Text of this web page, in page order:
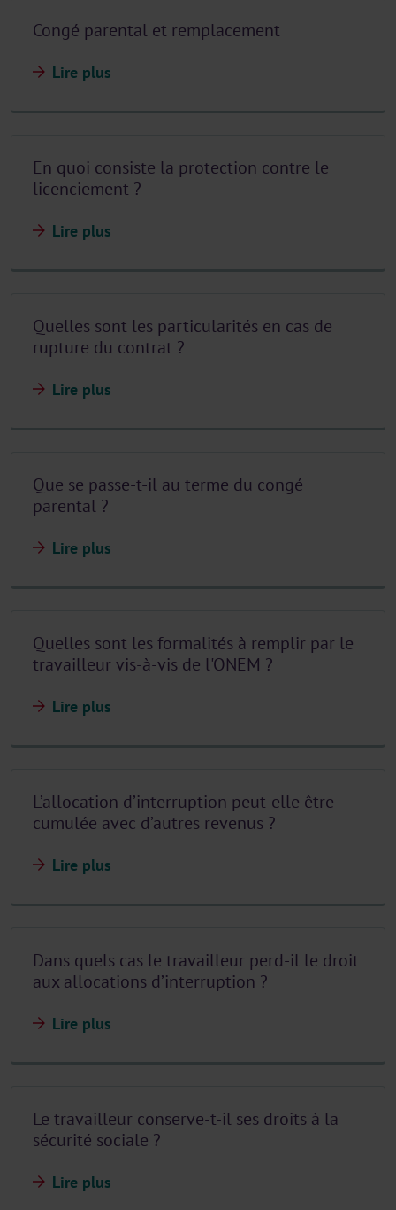
Congé parental et remplacement
Lire plus
En quoi consiste la protection contre le
licenciement ?
Lire plus
Quelles sont les particularités en cas de
rupture du contrat ?
Lire plus
Que se passe-t-il au terme du congé
parental ?
Lire plus
Quelles sont les formalités à remplir par le
travailleur vis-à-vis de l'ONEM ?
Lire plus
L’allocation d’interruption peut-elle être
cumulée avec d’autres revenus ?
Lire plus
Dans quels cas le travailleur perd-il le droit
aux allocations d’interruption ?
Lire plus
Le travailleur conserve-t-il ses droits à la
sécurité sociale ?
Lire plus